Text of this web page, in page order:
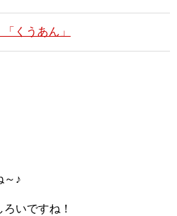
くうあん」
～♪
いですね！